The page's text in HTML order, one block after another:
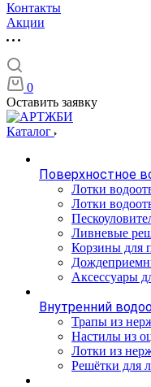
Контакты
Акции
0
Оставить заявку
Каталог
Поверхностное
Лотки
Лотки
Ливневые
Корзины для
Аксессуары
Внутренний
Трапы из
Настилы из
Лотки из
Решётки для